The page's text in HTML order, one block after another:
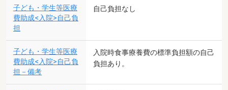
子ども・学生等医療
費助成<入院>自己負
担
自己負担なし
子ども・学生等医療
費助成<入院>自己負
担－備考
入院時食事療養費の標準負担額の自己
負担あり。